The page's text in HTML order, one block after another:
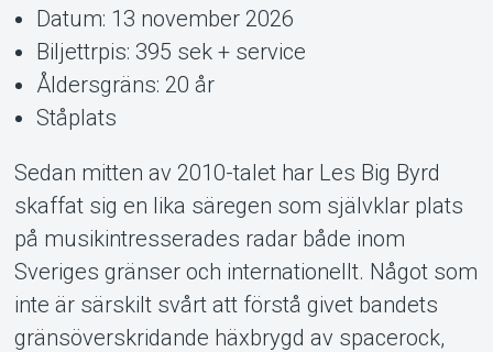
Om Tickster
Datum: 13 november 2026
Biljettrpis: 395 sek + service
Åldersgräns: 20 år
Ståplats
Sedan mitten av 2010-talet har Les Big Byrd
skaffat sig en lika säregen som självklar plats
på musikintresserades radar både inom
Sveriges gränser och internationellt. Något som
inte är särskilt svårt att förstå givet bandets
gränsöverskridande häxbrygd av spacerock,